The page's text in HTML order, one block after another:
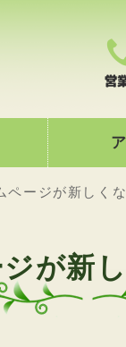
竜レイク
ページが新しく
が新